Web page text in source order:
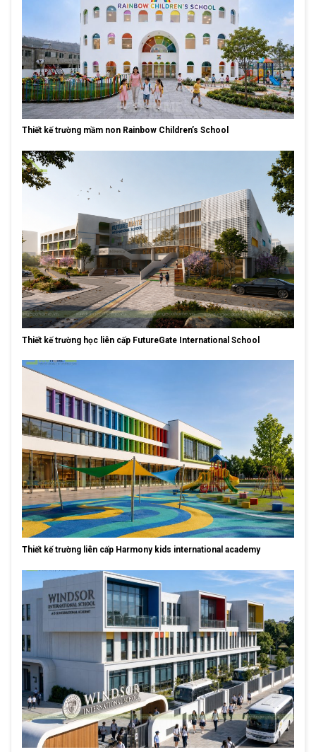
Thiết kế trường mầm non Rainbow Children’s School
Thiết kế trường học liên cấp FutureGate International School
Thiết kế trường liên cấp Harmony kids international academy